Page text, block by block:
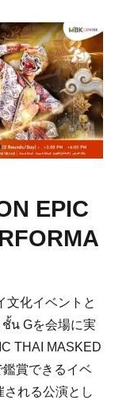
EPIC
文化イベントと
ชั้น Gを会場に実
THAI MASKED
賞できるイベ
される公演とし